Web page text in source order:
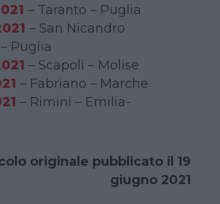
– Taranto – Puglia
– San Nicandro
Puglia
– Scapoli – Molise
– Fabriano – Marche
– Rimini – Emilia-
originale pubblicato il 19
giugno 2021